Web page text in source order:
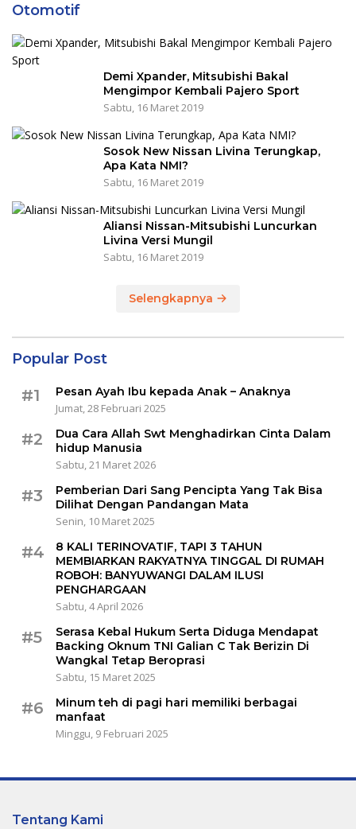
Otomotif
Demi Xpander, Mitsubishi Bakal
Mengimpor Kembali Pajero Sport
Sabtu, 16 Maret 2019
Sosok New Nissan Livina Terungkap,
Apa Kata NMI?
Sabtu, 16 Maret 2019
Aliansi Nissan-Mitsubishi Luncurkan
Livina Versi Mungil
Sabtu, 16 Maret 2019
Selengkapnya
Popular Post
#1
Pesan Ayah Ibu kepada Anak – Anaknya
Jumat, 28 Februari 2025
#2
Dua Cara Allah Swt Menghadirkan Cinta Dalam
hidup Manusia
Sabtu, 21 Maret 2026
#3
Pemberian Dari Sang Pencipta Yang Tak Bisa
Dilihat Dengan Pandangan Mata
Senin, 10 Maret 2025
#4
8 KALI TERINOVATIF, TAPI 3 TAHUN
MEMBIARKAN RAKYATNYA TINGGAL DI RUMAH
ROBOH: BANYUWANGI DALAM ILUSI
PENGHARGAAN
Sabtu, 4 April 2026
#5
Serasa Kebal Hukum Serta Diduga Mendapat
Backing Oknum TNI Galian C Tak Berizin Di
Wangkal Tetap Beroprasi
Sabtu, 15 Maret 2025
#6
Minum teh di pagi hari memiliki berbagai
manfaat
Minggu, 9 Februari 2025
Tentang Kami